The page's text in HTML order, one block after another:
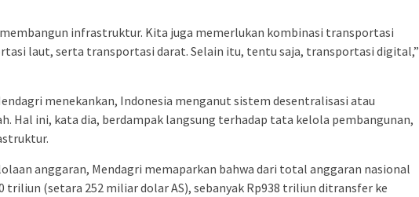
infrastruktur. Kita juga memerlukan kombinasi transportasi
laut, serta transportasi darat. Selain itu, tentu saja, transportasi digital,”
menekankan, Indonesia menganut sistem desentralisasi atau
Hal ini, kata dia, berdampak langsung terhadap tata kelola pembangunan,
anggaran, Mendagri memaparkan bahwa dari total anggaran nasional
triliun (setara 252 miliar dolar AS), sebanyak Rp938 triliun ditransfer ke